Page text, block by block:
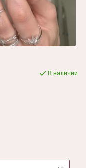
В наличии